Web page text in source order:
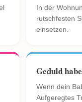
In der
rutschfesten
einsetzen.
Geduld
Wenn dein
Aufgeregtes